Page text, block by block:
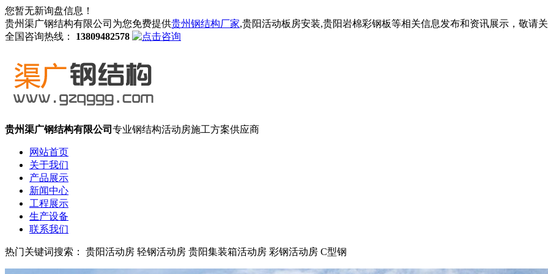
您暂无新询盘信息！
贵州渠广钢结构有限公司为您免费提供贵州钢结构厂家,贵阳活动板房安装,贵阳岩棉彩钢板等相关信息发布和资讯展示，敬请
全国咨询热线： 13809482578
贵州渠广钢结构有限公司 专业钢结构活动房施工方案供应商
网站首页
关于我们
产品展示
新闻中心
工程展示
生产设备
联系我们
热门关键词搜索： 贵阳活动房 轻钢活动房 贵阳集装箱活动房 彩钢活动房 C型钢